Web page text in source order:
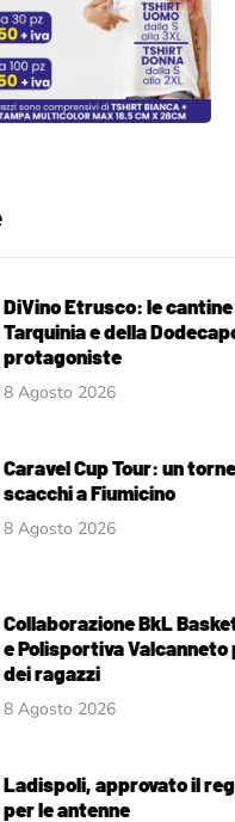
DiVino Etrusco: le
Tarquinia e della
protagoniste
8 Agosto 2026
Caravel Cup Tour: un
scacchi a Fiumicino
8 Agosto 2026
Collaborazione BkL
e Polisportiva Valcanneto
dei ragazzi
8 Agosto 2026
Ladispoli, approvato il
per le antenne